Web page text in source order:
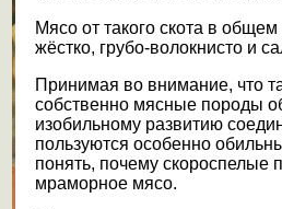
Мясо от такого скота в
жёстко, грубо-волокнисто и
Принимая во внимание, что
собственно мясные породы
изобильному развитию
пользуются особенно
понять, почему скороспелые
мраморное мясо.